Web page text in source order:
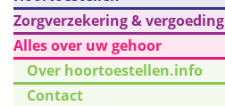
Zorgverzekering & vergoeding
Alles over uw gehoor
Over hoortoestellen.info
Contact